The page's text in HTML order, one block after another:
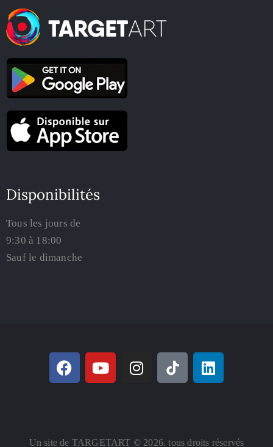
Disponibilités
Tous les jours de
9:30 à 18:00
Sauf le dimanche
Un site de TARGETART © 2026. tous droits réservés